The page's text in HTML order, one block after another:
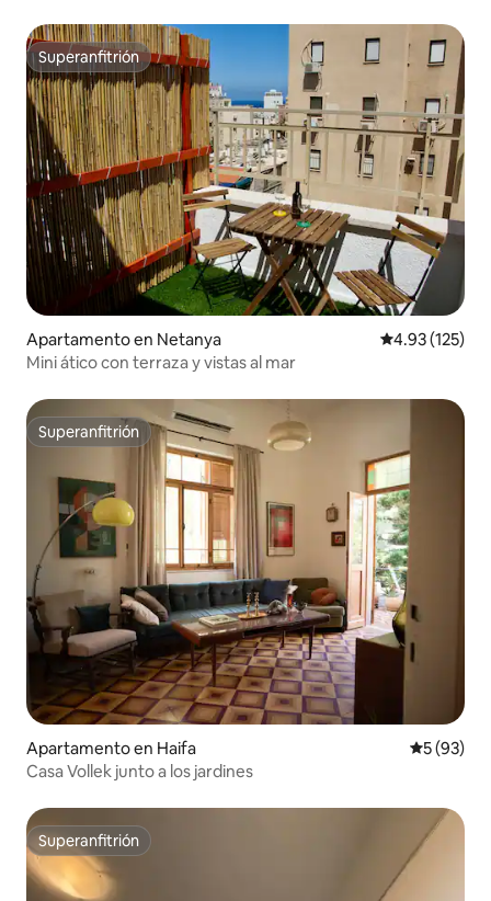
Superanfitrión
Superanfitrión
Apartamento en Netanya Calificación
4.93 (125)
Mini ático con terraza y vistas al mar
Superanfitrión
Superanfitrión
Apartamento en Haifa
5 (93)
Casa Vollek junto a los jardines
Superanfitrión
Superanfitrión